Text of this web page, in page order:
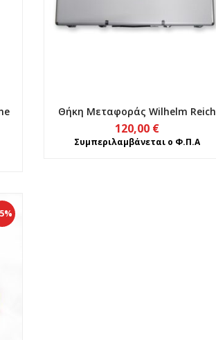
Θήκη Μεταφοράς Wilhelm Reich
120,00 €
Συμπεριλαμβάνεται ο Φ.Π.Α